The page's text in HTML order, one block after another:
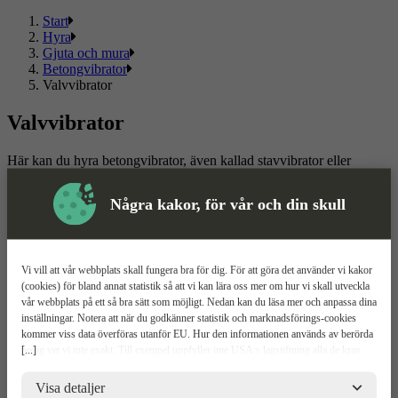
Några kakor, för vår och din skull
[...]
Vi vill att vår webbplats skall fungera bra för dig. För att göra det använder vi kakor
(cookies) för bland annat statistik så att vi kan lära oss mer om hur vi skall utveckla
vår webbplats på ett så bra sätt som möjligt. Nedan kan du läsa mer och anpassa dina
inställningar. Notera att när du godkänner statistik och marknadsförings-cookies
kommer viss data överföras utanför EU. Hur den informationen används av berörda
bolag vet vi inte exakt. Till exempel uppfyller inte USA:s lagstiftning alla de krav
risker för dina personuppgifter. De berörda bolagen måste lämna över uppgifter till
Visa detaljer
Start
Hyra
Gjuta och mura
Betongvibrator
Valvvibrator
Valvvibrator
Här kan du hyra betongvibrator, även kallad stavvibrator eller
erbjuder vibrostavar för professionella hantverkare och projekt.
Boka din betongvibrator enkelt online med flexibel uthyrning.
Snabb leverans till din arbetsplats.
Om ToolPal
Om oss
5 enkla steg
Boka demo